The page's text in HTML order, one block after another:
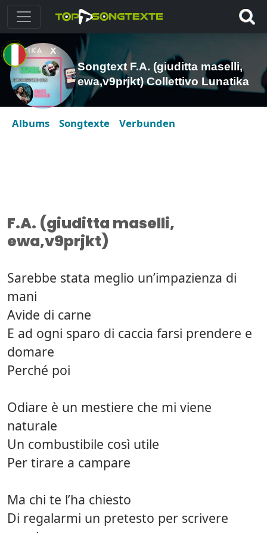
Songtext F.A. (giuditta maselli,
ewa,v9prjkt) Collettivo Lunatika
Albums Songtexte Verbunden
F.A. (giuditta maselli,
ewa,v9prjkt)
Sarebbe stata meglio un’impazienza di
mani
Avide di carne
E ad ogni sparo di caccia farsi prendere e
domare
Perché poi
Odiare è un mestiere che mi viene
naturale
Un combustibile così utile
Per tirare a campare
Ma chi te l’ha chiesto
Di regalarmi un pretesto per scrivere